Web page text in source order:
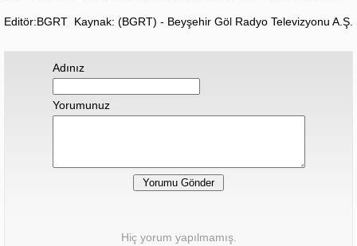
Editör:BGRT Kaynak: (BGRT) - Beyşehir Göl Radyo Televizyonu A.Ş.
Adınız
Yorumunuz
Hiç yorum yapılmamış.